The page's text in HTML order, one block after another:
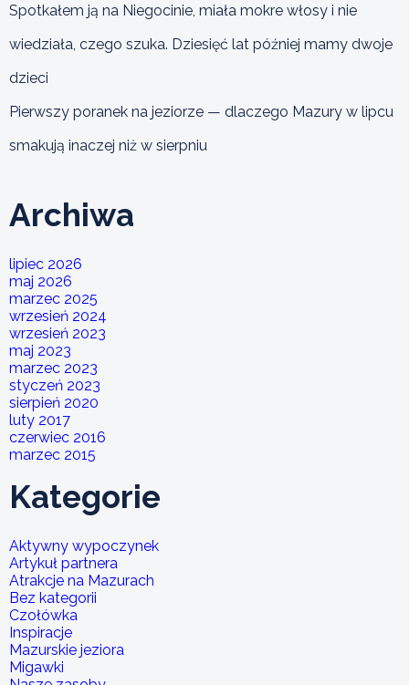
Spotkałem ją na Niegocinie, miała mokre włosy i nie
wiedziała, czego szuka. Dziesięć lat później mamy dwoje
dzieci
Pierwszy poranek na jeziorze — dlaczego Mazury w lipcu
smakują inaczej niż w sierpniu
Archiwa
lipiec 2026
maj 2026
marzec 2025
wrzesień 2024
wrzesień 2023
maj 2023
marzec 2023
styczeń 2023
sierpień 2020
luty 2017
czerwiec 2016
marzec 2015
Kategorie
Aktywny wypoczynek
Artykuł partnera
Atrakcje na Mazurach
Bez kategorii
Czołówka
Inspiracje
Mazurskie jeziora
Migawki